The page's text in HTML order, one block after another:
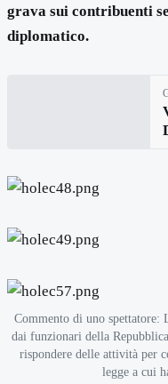
grava sui contribuenti
diplomatico.
Commento di uno
dai funzionari della
rispondere delle attività per
legge a cui